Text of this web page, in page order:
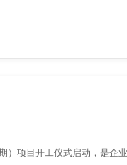
）项目开工仪式启动，是企